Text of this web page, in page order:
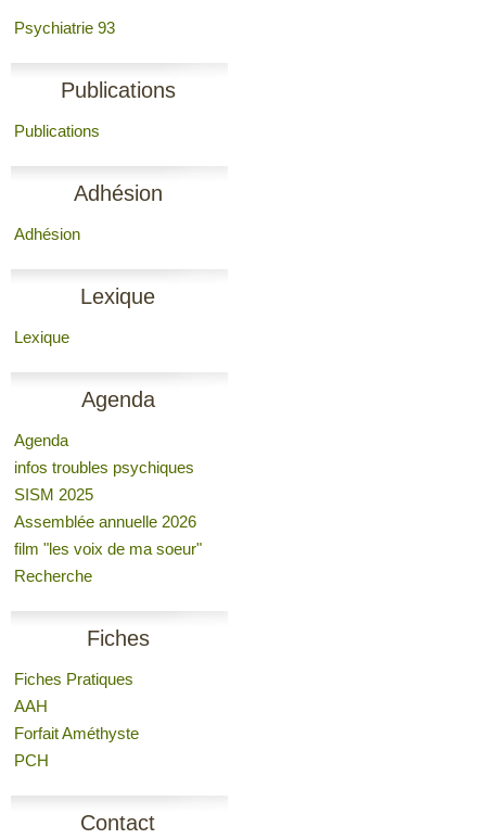
Psychiatrie 93
Publications
Publications
Adhésion
Adhésion
Lexique
Lexique
Agenda
Agenda
infos troubles psychiques
SISM 2025
Assemblée annuelle 2026
film "les voix de ma soeur"
Recherche
Fiches
Fiches Pratiques
AAH
Forfait Améthyste
PCH
Contact